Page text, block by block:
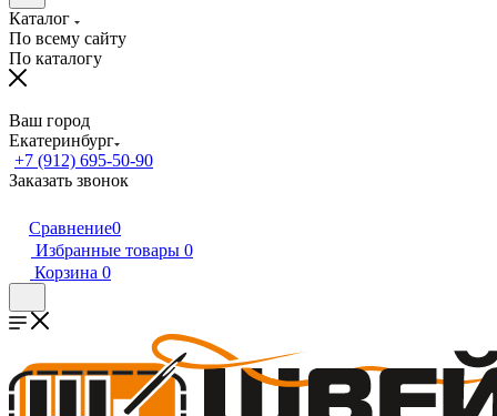
Каталог
По всему сайту
По каталогу
Ваш город
Екатеринбург
+7 (912) 695-50-90
Заказать звонок
Сравнение0
Избранные товары 0
Корзина 0